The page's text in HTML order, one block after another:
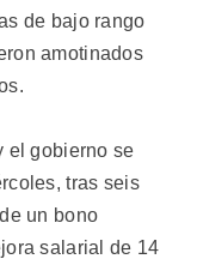
de bajo rango
amotinados
el gobierno se
tras seis
un bono
salarial de 14